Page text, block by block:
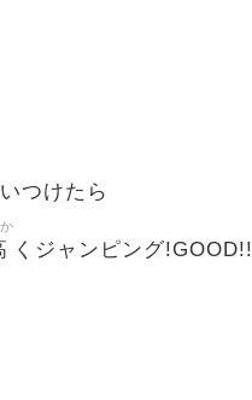
いつけたら
くジャンピング!GOOD!!